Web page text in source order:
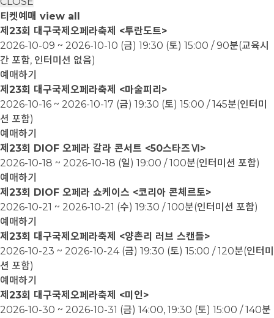
티켓예매 view all
제23회 대구국제오페라축제 <투란도트>
2026-10-09 ~ 2026-10-10 (금) 19:30 (토) 15:00 / 90분(교육시
간 포함, 인터미션 없음)
예매하기
제23회 대구국제오페라축제 <마술피리>
2026-10-16 ~ 2026-10-17 (금) 19:30 (토) 15:00 / 145분(인터미
션 포함)
예매하기
제23회 DIOF 오페라 갈라 콘서트 <50스타즈Ⅵ>
2026-10-18 ~ 2026-10-18 (일) 19:00 / 100분(인터미션 포함)
예매하기
제23회 DIOF 오페라 쇼케이스 <코리아 콘체르토>
2026-10-21 ~ 2026-10-21 (수) 19:30 / 100분(인터미션 포함)
예매하기
제23회 대구국제오페라축제 <양촌리 러브 스캔들>
2026-10-23 ~ 2026-10-24 (금) 19:30 (토) 15:00 / 120분(인터미
션 포함)
예매하기
제23회 대구국제오페라축제 <미인>
2026-10-30 ~ 2026-10-31 (금) 14:00, 19:30 (토) 15:00 / 140분